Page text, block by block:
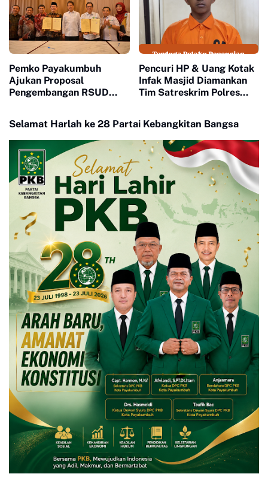
Pemko Payakumbuh
Ajukan Proposal
Pengembangan RSUD
Pencuri HP & Uang Kotak
Infak Masjid Diamankan
Tim Satreskrim Polres
Selamat Harlah ke 28 Partai Kebangkitan Bangsa